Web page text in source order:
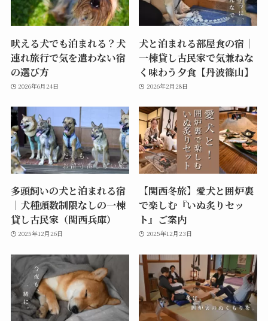
吠える犬でも泊まれる？犬
連れ旅行で気を遣わない宿
の選び方
2026年6月24日
犬と泊まれる部屋食の宿｜
一棟貸し古民家で気兼ねな
く味わう夕食【丹波篠山】
2026年2月28日
多頭飼いの犬と泊まれる宿
｜犬種頭数制限なしの一棟
貸し古民家（関西兵庫）
2025年12月26日
【関西冬旅】愛犬と囲炉裏
で楽しむ『いぬ炙りセッ
ト』ご案内
2025年12月23日